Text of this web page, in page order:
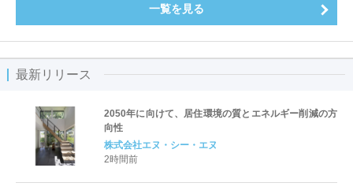
一覧を見る
最新リリース
2050年に向けて、居住環境の質とエネルギー削減の方
向性
株式会社エヌ・シー・エヌ
2時間前